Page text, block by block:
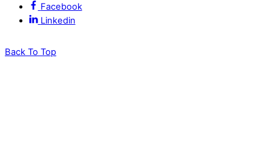
Facebook
Linkedin
Back To Top